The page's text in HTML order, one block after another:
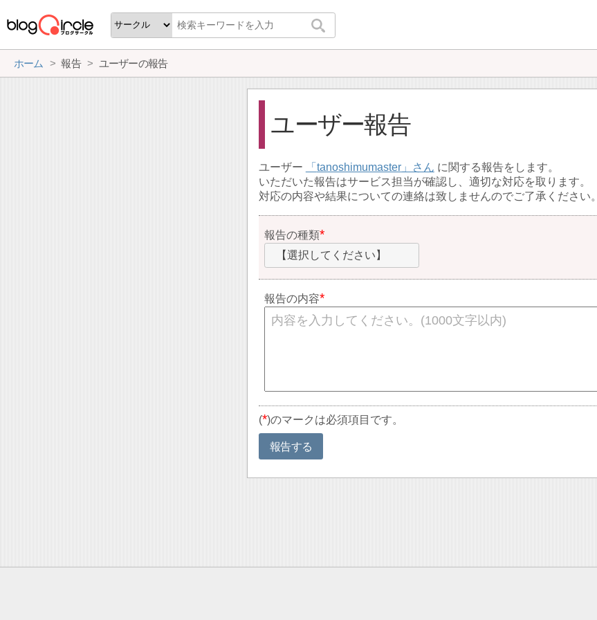
ホーム 報告 ユーザーの報告
ユーザー報告
ユーザー tanoshimumaster
に関する報告をします。
いただいた報告はサービス担当が確認し、適切な対応を取ります。
対応の内容や結果についての連絡は致しませんのでご了承ください。
報告の種類
【選択してください】
報告の内容
(*)のマークは必須項目です。
報告する